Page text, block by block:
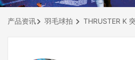
产品资讯 羽毛球拍 THRUSTER K